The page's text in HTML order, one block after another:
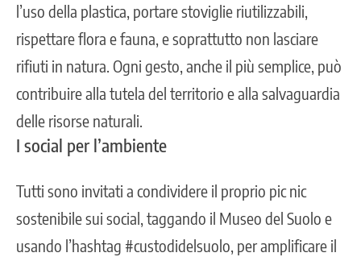
l’uso della plastica, portare stoviglie riutilizzabili,
rispettare flora e fauna, e soprattutto non lasciare
rifiuti in natura. Ogni gesto, anche il più semplice, può
contribuire alla tutela del territorio e alla salvaguardia
delle risorse naturali.
I social per l’ambiente
Tutti sono invitati a condividere il proprio pic nic
sostenibile sui social, taggando il Museo del Suolo e
usando l’hashtag #custodidelsuolo, per amplificare il